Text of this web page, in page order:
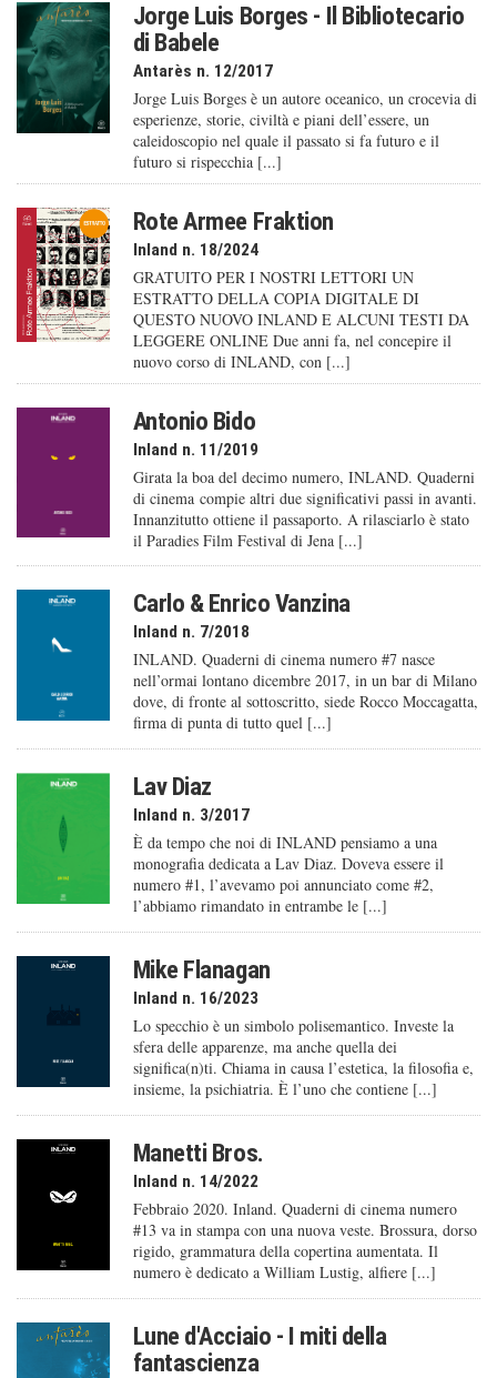
Jorge Luis Borges - Il Bibliotecario
di Babele
Antarès n. 12/2017
Jorge Luis Borges è un autore oceanico, un crocevia di
esperienze, storie, civiltà e piani dell’essere, un
caleido­scopio nel quale il passato si fa futuro e il
futuro si rispecchia [...]
Rote Armee Fraktion
Inland n. 18/2024
GRATUITO PER I NOSTRI LETTORI UN
ESTRATTO DELLA COPIA DIGITALE DI
QUESTO NUOVO INLAND E ALCUNI TESTI DA
LEGGERE ONLINE Due anni fa, nel concepire il
nuovo corso di INLAND, con [...]
Antonio Bido
Inland n. 11/2019
Girata la boa del decimo numero, INLAND. Quaderni
di cinema compie altri due significativi passi in avanti.
Innanzitutto ottiene il passaporto. A rilasciarlo è stato
il Paradies Film Festival di Jena [...]
Carlo & Enrico Vanzina
Inland n. 7/2018
INLAND. Quaderni di cinema numero #7 nasce
nell’ormai lontano dicembre 2017, in un bar di Milano
dove, di fronte al sottoscritto, siede Rocco Moccagatta,
firma di punta di tutto quel [...]
Lav Diaz
Inland n. 3/2017
È da tempo che noi di INLAND pensiamo a una
monografia dedicata a Lav Diaz. Doveva essere il
numero #1, l’avevamo poi annunciato come #2,
l’abbiamo rimandato in entrambe le [...]
Mike Flanagan
Inland n. 16/2023
Lo specchio è un simbolo polisemantico. Investe la
sfera delle apparenze, ma anche quella dei
significa(n)ti. Chiama in causa l’estetica, la filosofia e,
insieme, la psichiatria. È l’uno che contiene [...]
Manetti Bros.
Inland n. 14/2022
Febbraio 2020. Inland. Quaderni di cinema numero
#13 va in stampa con una nuova veste. Brossura, dorso
rigido, grammatura della copertina aumentata. Il
numero è dedicato a William Lustig, alfiere [...]
Lune d'Acciaio - I miti della
fantascienza